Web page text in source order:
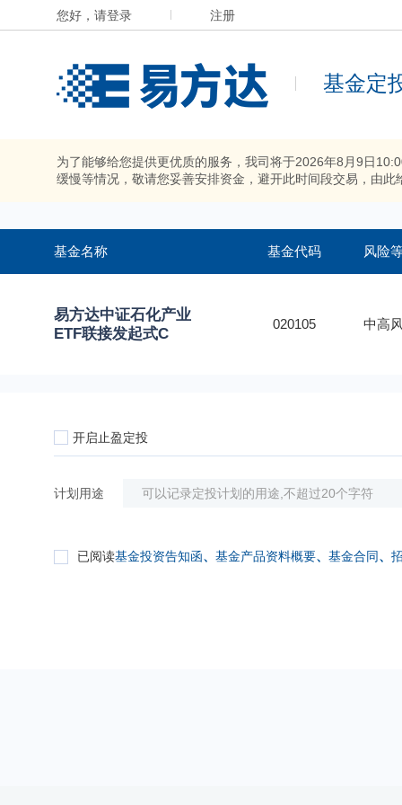
您好，请登录 注册
基金定
为了能够给您提供更优质的服务，我司将于2026年8月9日
缓慢等情况，敬请您妥善安排资金，避开此时间段交易，由此
基金名称 基金代码 风险
易方达中证石化产业
ETF联接发起式C
020105 中高
开启止盈定投
计划用途
已阅读基金投资告知函、 基金产品资料概要、 基金合同、